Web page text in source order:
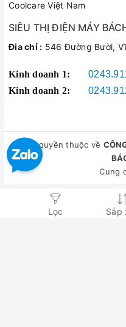
Lọc Sắp
Liên Chi hội Điện tử Điện
Coolcare Việt Nam
SIÊU THỊ ĐIỆN MÁY
Kinh doanh 1:
© Bản quyền thuộc về